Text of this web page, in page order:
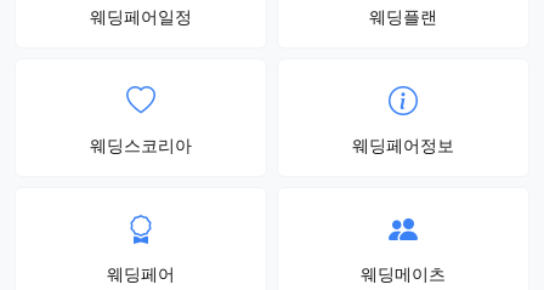
웨딩페어일정 웨딩플랜
웨딩스코리아 웨딩페어정보
웨딩페어 웨딩메이츠